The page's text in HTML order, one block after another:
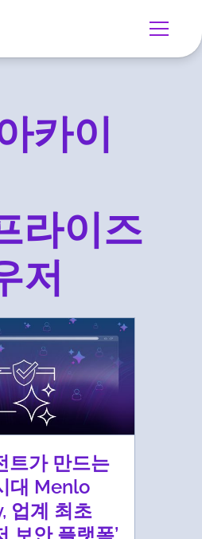
카이
라이즈
저
트가 만드는
대 Menlo
업계 최초
보안 플랫폼’